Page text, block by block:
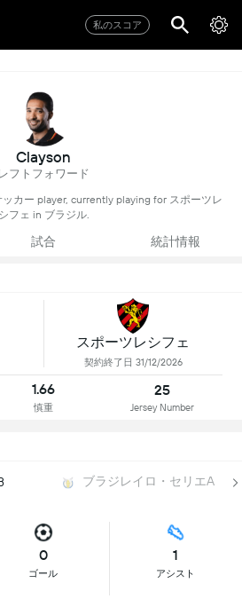
私のスコア
Clayson
レフトフォワード
カー player, currently playing for スポーツレ
シフェ in ブラジル.
試合 統計情報
スポーツレシフェ
契約終了日 31/12/2026
1.66
慎重
25
Jersey Number
ブラジレイロ・セリエA
0
ゴール
1
アシスト